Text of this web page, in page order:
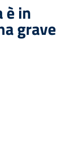
è in
grave